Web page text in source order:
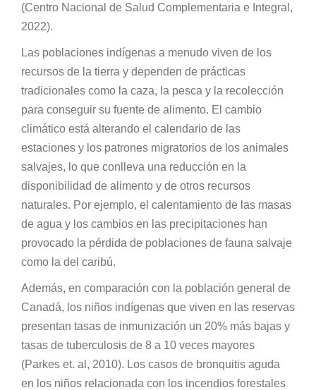
(Centro Nacional de Salud Complementaria e Integral,
2022).
Las poblaciones indígenas a menudo viven de los
recursos de la tierra y dependen de prácticas
tradicionales como la caza, la pesca y la recolección
para conseguir su fuente de alimento. El cambio
climático está alterando el calendario de las
estaciones y los patrones migratorios de los animales
salvajes, lo que conlleva una reducción en la
disponibilidad de alimento y de otros recursos
naturales. Por ejemplo, el calentamiento de las masas
de agua y los cambios en las precipitaciones han
provocado la pérdida de poblaciones de fauna salvaje
como la del caribú.
Además, en comparación con la población general de
Canadá, los niños indígenas que viven en las reservas
presentan tasas de inmunización un 20% más bajas y
tasas de tuberculosis de 8 a 10 veces mayores
(Parkes et. al, 2010). Los casos de bronquitis aguda
en los niños relacionada con los incendios forestales